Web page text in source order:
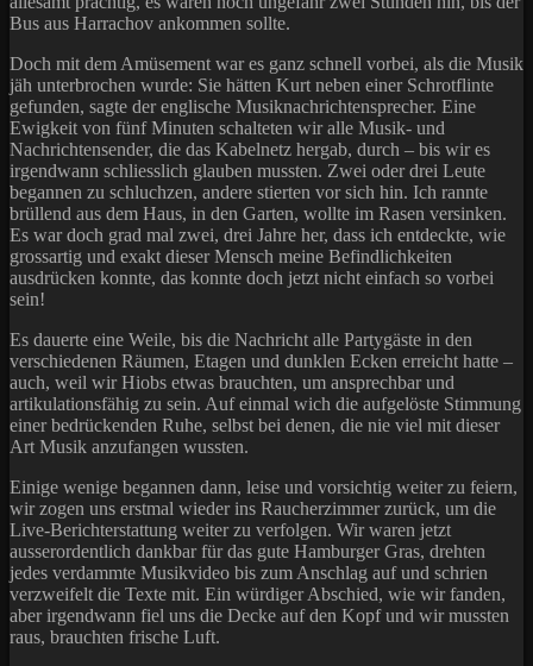
Bus aus Harrachov ankommen sollte.
Doch mit dem Amüsement war es ganz schnell vorbei, als die Musik
jäh unterbrochen wurde: Sie hätten Kurt neben einer Schrotflinte
gefunden, sagte der englische Musiknachrichtensprecher. Eine
Ewigkeit von fünf Minuten schalteten wir alle Musik- und
Nachrichtensender, die das Kabelnetz hergab, durch – bis wir es
irgendwann schliesslich glauben mussten. Zwei oder drei Leute
begannen zu schluchzen, andere stierten vor sich hin. Ich rannte
brüllend aus dem Haus, in den Garten, wollte im Rasen versinken.
Es war doch grad mal zwei, drei Jahre her, dass ich entdeckte, wie
grossartig und exakt dieser Mensch meine Befindlichkeiten
ausdrücken konnte, das konnte doch jetzt nicht einfach so vorbei
sein!
Es dauerte eine Weile, bis die Nachricht alle Partygäste in den
verschiedenen Räumen, Etagen und dunklen Ecken erreicht hatte –
auch, weil wir Hiobs etwas brauchten, um ansprechbar und
artikulationsfähig zu sein. Auf einmal wich die aufgelöste Stimmung
einer bedrückenden Ruhe, selbst bei denen, die nie viel mit dieser
Art Musik anzufangen wussten.
Einige wenige begannen dann, leise und vorsichtig weiter zu feiern,
wir zogen uns erstmal wieder ins Raucherzimmer zurück, um die
Live-Berichterstattung weiter zu verfolgen. Wir waren jetzt
ausserordentlich dankbar für das gute Hamburger Gras, drehten
jedes verdammte Musikvideo bis zum Anschlag auf und schrien
verzweifelt die Texte mit. Ein würdiger Abschied, wie wir fanden,
aber irgendwann fiel uns die Decke auf den Kopf und wir mussten
raus, brauchten frische Luft.